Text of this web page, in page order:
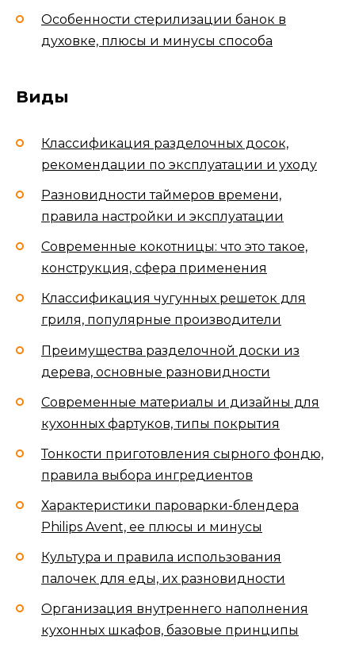
Особенности стерилизации банок в
духовке, плюсы и минусы способа
Виды
Классификация разделочных досок,
рекомендации по эксплуатации и уходу
Разновидности таймеров времени,
правила настройки и эксплуатации
Современные кокотницы: что это такое,
конструкция, сфера применения
Классификация чугунных решеток для
гриля, популярные производители
Преимущества разделочной доски из
дерева, основные разновидности
Современные материалы и дизайны для
кухонных фартуков, типы покрытия
Тонкости приготовления сырного фондю,
правила выбора ингредиентов
Характеристики пароварки-блендера
Philips Avent, ее плюсы и минусы
Культура и правила использования
палочек для еды, их разновидности
Организация внутреннего наполнения
кухонных шкафов, базовые принципы